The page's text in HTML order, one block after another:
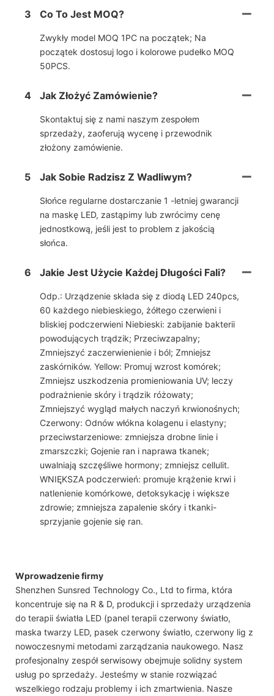
3 Co To Jest MOQ?
Zwykły model MOQ 1PC na początek; Na
początek dostosuj logo i kolorowe pudełko MOQ
50PCS.
4 Jak Złożyć Zamówienie?
Skontaktuj się z nami naszym zespołem
sprzedaży, zaoferują wycenę i przewodnik
złożony zamówienie.
5 Jak Sobie Radzisz Z Wadliwym?
Słońce regularne dostarczanie 1 -letniej gwarancji
na maskę LED, zastąpimy lub zwrócimy cenę
jednostkową, jeśli jest to problem z jakością
słońca.
6 Jakie Jest Użycie Każdej Długości Fali?
Odp.: Urządzenie składa się z diodą LED 240pcs,
60 każdego niebieskiego, żółtego czerwieni i
bliskiej podczerwieni Niebieski: zabijanie bakterii
powodujących trądzik; Przeciwzapalny;
Zmniejszyć zaczerwienienie i ból; Zmniejsz
zaskórników. Yellow: Promuj wzrost komórek;
Zmniejsz uszkodzenia promieniowania UV; leczy
podrażnienie skóry i trądzik różowaty;
Zmniejszyć wygląd małych naczyń krwionośnych;
Czerwony: Odnów włókna kolagenu i elastyny;
przeciwstarzeniowe: zmniejsza drobne linie i
zmarszczki; Gojenie ran i naprawa tkanek;
uwalniają szczęśliwe hormony; zmniejsz cellulit.
WNIĘKSZA podczerwień: promuje krążenie krwi i
natlenienie komórkowe, detoksykację i większe
zdrowie; zmniejsza zapalenie skóry i tkanki-
sprzyjanie gojenie się ran.
Wprowadzenie firmy
Shenzhen Sunsred Technology Co., Ltd to firma, która
koncentruje się na R & D, produkcji i sprzedaży urządzenia
do terapii światła LED (panel terapii czerwony światło,
maska ​​twarzy LED, pasek czerwony światło, czerwony lig z
nowoczesnymi metodami zarządzania naukowego. Nasz
profesjonalny zespół serwisowy obejmuje solidny system
usług po sprzedaży. Jesteśmy w stanie rozwiązać
wszelkiego rodzaju problemy i ich zmartwienia. Nasze